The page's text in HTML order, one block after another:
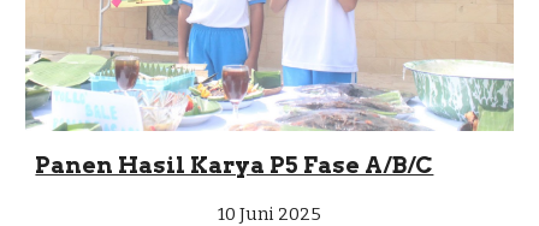
Panen Hasil Karya P5 Fase A/B/C
10 Juni 2025